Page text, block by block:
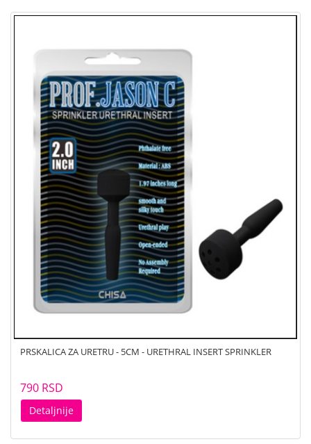
PRSKALICA ZA URETRU - 5CM - URETHRAL INSERT SPRINKLER
790 RSD
Detaljnije